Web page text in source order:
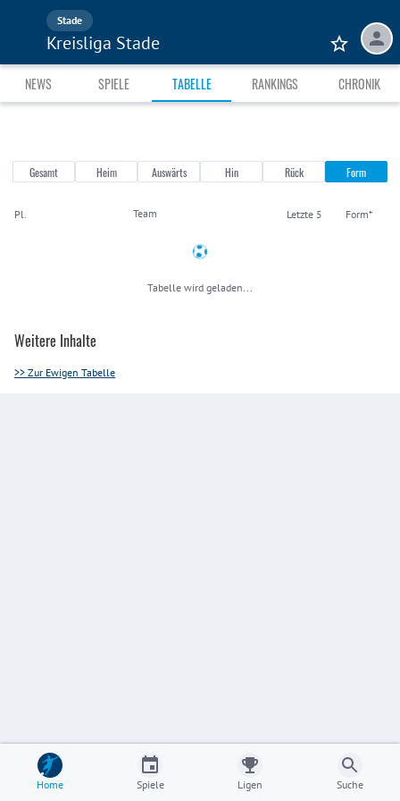
Stade
Kreisliga Stade
NEWS SPIELE TABELLE RANKINGS CHRONIK
Gesamt Heim Auswärts Hin Rück Form
Pl. Team Letzte 5 Form*
Tabelle wird geladen...
Weitere Inhalte
>> Zur Ewigen Tabelle
Home Spiele Ligen Suche